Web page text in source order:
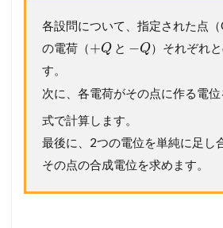
各設問について、指定された点（
の電荷（+Q と −Q）それぞれ
す。
次に、各電荷がその点に作る電位
式で計算します。
最後に、2つの電位を単純に足し
その点の合成電位を求めます。